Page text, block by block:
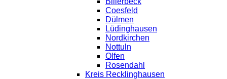
Coesfeld
Dülmen
Lüdinghausen
Nordkirchen
Nottuln
Olfen
Rosendahl
Kreis Recklinghausen